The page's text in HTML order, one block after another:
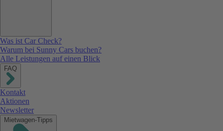
Was ist Car Check?
Warum bei Sunny Cars buchen?
Alle Leistungen auf einen Blick
FAQ
Kontakt
Aktionen
Newsletter
Mietwagen-Tipps